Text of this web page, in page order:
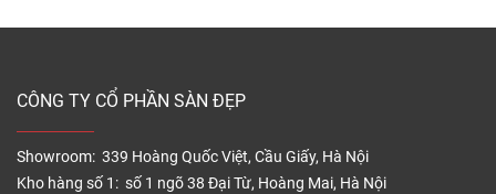
CÔNG TY CỔ PHẦN SÀN ĐẸP
Showroom: 339 Hoàng Quốc Việt, Cầu Giấy, Hà Nội
Kho hàng số 1: số 1 ngõ 38 Đại Từ, Hoàng Mai, Hà Nội